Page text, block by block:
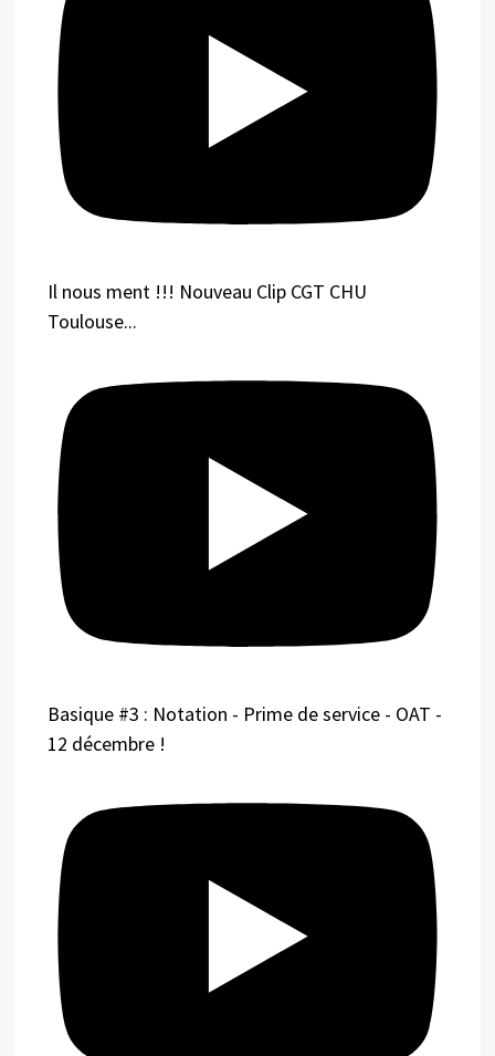
Il nous ment !!! Nouveau Clip CGT CHU
Toulouse...
Basique #3 : Notation - Prime de service - OAT -
12 décembre !